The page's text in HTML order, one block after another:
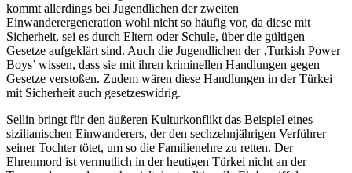
kommt allerdings bei Jugendlichen der zweiten
Einwanderergeneration wohl nicht so häufig vor, da diese mit
Sicherheit, sei es durch Eltern oder Schule, über die gültigen
Gesetze aufgeklärt sind. Auch die Jugendlichen der ‚Turkish Power
Boys’ wissen, dass sie mit ihren kriminellen Handlungen gegen
Gesetze verstoßen. Zudem wären diese Handlungen in der Türkei
mit Sicherheit auch gesetzeswidrig.
Sellin bringt für den äußeren Kulturkonflikt das Beispiel eines
sizilianischen Einwanderers, der den sechzehnjährigen Verführer
seiner Tochter tötet, um so die Familienehre zu retten. Der
Ehrenmord ist vermutlich in der heutigen Türkei nicht an der